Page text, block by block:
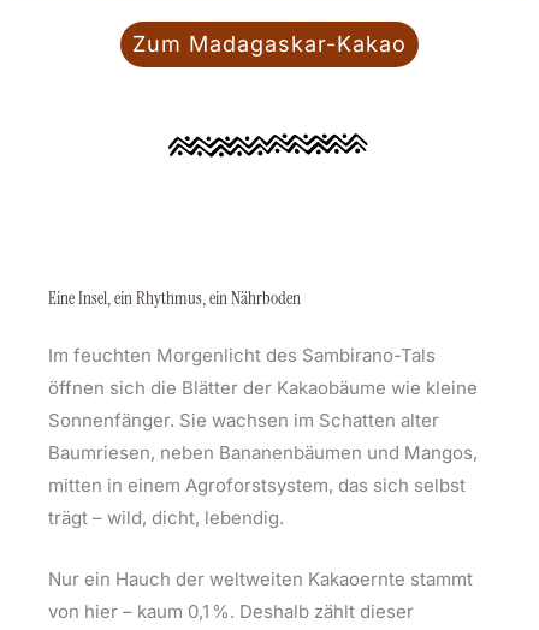
Zum Madagaskar-Kakao
Eine Insel, ein Rhythmus, ein Nährboden
Im feuchten Morgenlicht des Sambirano-Tals
öffnen sich die Blätter der Kakaobäume wie kleine
Sonnenfänger. Sie wachsen im Schatten alter
Baumriesen, neben Bananenbäumen und Mangos,
mitten in einem Agroforstsystem, das sich selbst
trägt – wild, dicht, lebendig.
Nur ein Hauch der weltweiten Kakaoernte stammt
von hier – kaum 0,1 %. Deshalb zählt dieser